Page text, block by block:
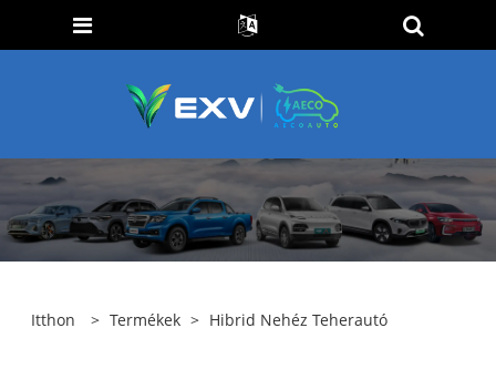
Itthon > Termékek > Hibrid Nehéz Teherautó